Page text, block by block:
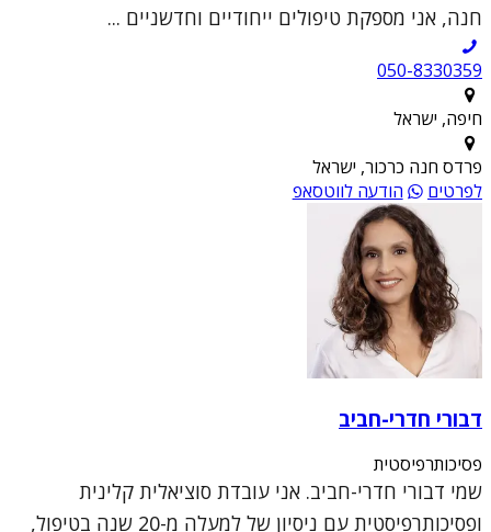
חנה, אני מספקת טיפולים ייחודיים וחדשניים ...
050-8330359
חיפה, ישראל
פרדס חנה כרכור, ישראל
לפרטים
הודעה לווטסאפ
דבורי חדרי-חביב
פסיכותרפיסטית
שמי דבורי חדרי-חביב. אני עובדת סוציאלית קלינית
ופסיכותרפיסטית עם ניסיון של למעלה מ-20 שנה בטיפול,